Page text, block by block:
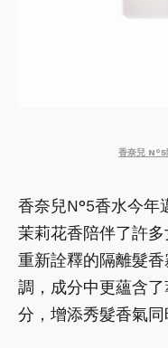
香奈兒
香奈兒N°5香水今年
茉莉花香陪伴了許
重新詮釋的隔離髮
調，成分中更蘊含
分，增添秀髮香氣同